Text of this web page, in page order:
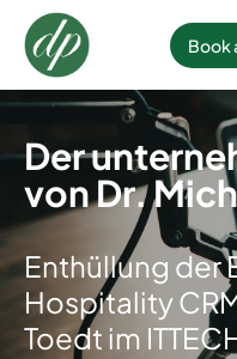
Book
Der
von Dr.
Enthüllung der
Hospitality
Toedt im